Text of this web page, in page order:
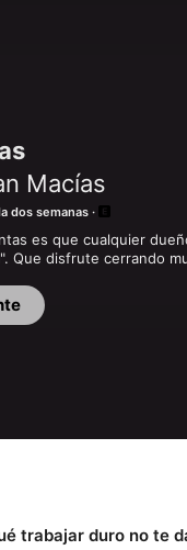
Macías
dos semanas
es que cualquier
Que disfrute cerrando
historias y casos de
trabajar duro no te